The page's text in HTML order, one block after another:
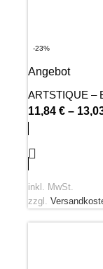
-23%
Angebot
ARTSTIQUE –
11,84 € –
inkl. MwSt.
zzgl.